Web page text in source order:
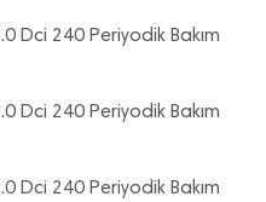
Dci 240 Periyodik Bakım
Dci 240 Periyodik Bakım
Dci 240 Periyodik Bakım